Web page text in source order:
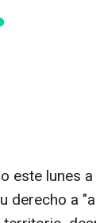
este lunes
derecho a